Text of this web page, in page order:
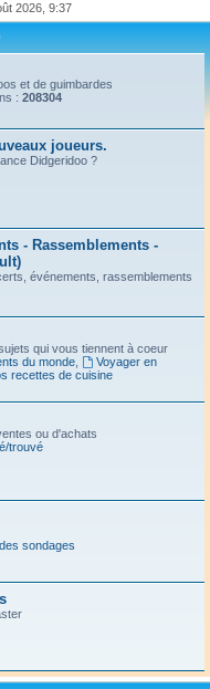
2026, 9:37
et de guimbardes
: 208304
joueurs.
Didgeridoo ?
- Rassemblements -
événements, rassemblements
qui vous tiennent à coeur
du monde,
Voyager en
recettes de cuisine
ou d'achats
trouvé
sondages